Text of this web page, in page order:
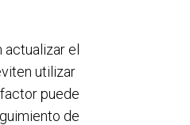
el
utilizar
puede
de